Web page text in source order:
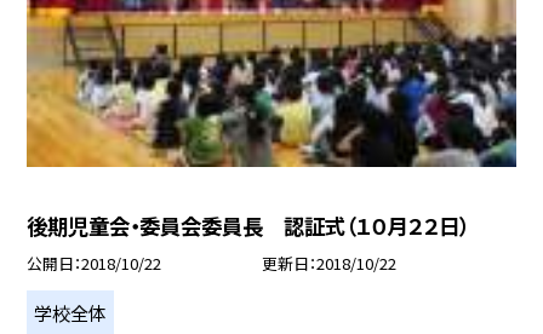
後期児童会・委員会委員長 認証式（１０月２２日）
公開日 2018/10/22 更新日 2018/10/22
学校全体